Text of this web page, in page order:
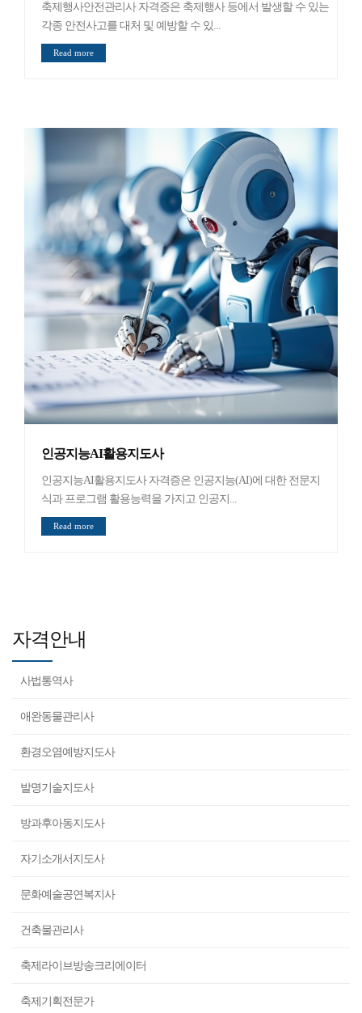
축제행사안전관리사 자격증은 축제행사 등에서 발생할 수 있는
각종 안전사고를 대처 및 예방할 수 있...
Read more
인공지능AI활용지도사
인공지능AI활용지도사 자격증은 인공지능(AI)에 대한 전문지
식과 프로그램 활용능력을 가지고 인공지...
Read more
자격안내
사법통역사
애완동물관리사
환경오염예방지도사
발명기술지도사
방과후아동지도사
자기소개서지도사
문화예술공연복지사
건축물관리사
축제라이브방송크리에이터
축제기획전문가